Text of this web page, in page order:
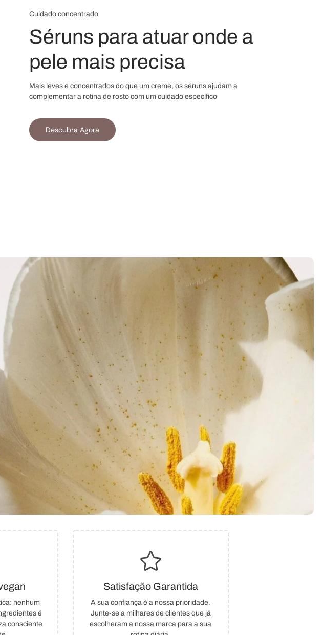
Cuidado concentrado
Séruns para atuar onde a
pele mais precisa
Mais leves e concentrados do que um creme, os séruns ajudam a
complementar a rotina de rosto com um cuidado específico
Descubra Agora
nenhum
é
consciente
Satisfação Garantida
A sua confiança é a nossa prioridade.
Junte-se a milhares de clientes que já
escolheram a nossa marca para a sua